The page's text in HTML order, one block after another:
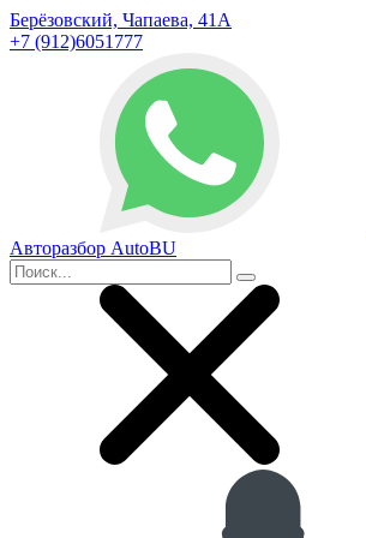
Берёзовский, Чапаева, 41А
+7 (912)6051777
Авторазбор AutoBU